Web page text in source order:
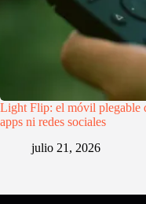
Light Flip: el móvil plegable
apps ni redes sociales
julio 21, 2026